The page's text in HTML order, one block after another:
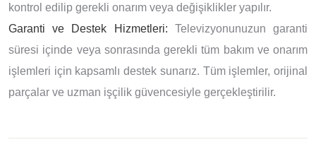
kontrol edilip gerekli onarım veya değişiklikler yapılır.
Garanti ve Destek Hizmetleri: Televizyonunuzun garanti
süresi içinde veya sonrasında gerekli tüm bakım ve onarım
işlemleri için kapsamlı destek sunarız. Tüm işlemler, orijinal
parçalar ve uzman işçilik güvencesiyle gerçekleştirilir.